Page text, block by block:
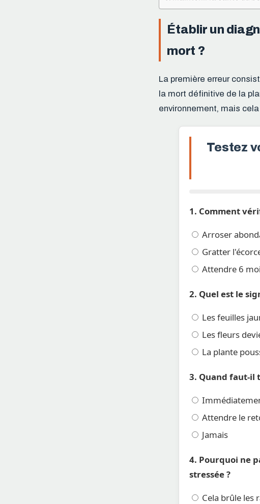
Établir un
mort ?
La première erreur
la mort définitive de la
environnement, mais
Testez
1. Comment
Arroser
Gratter
Attendre 6
2. Quel est le
Les feuilles
Les fleurs
La plante
3. Quand faut-il
Attendre le
Jamais
4. Pourquoi ne
stressée ?
Cela brûle les